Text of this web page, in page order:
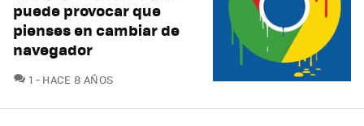
puede provocar que
pienses en cambiar de
navegador
1 COMENTARIOS
HACE 8 AÑOS